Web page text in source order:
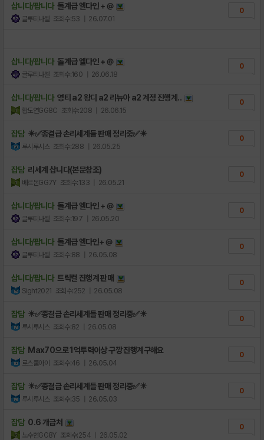
삽니다/팝니다 돌계급 엘다인 + @
글루티나셀 조회수:53 | 26.07.01
0
삽니다/팝니다 돌계급 엘다인 + @
글루티나셀 조회수:160 | 26.06.18
0
삽니다/팝니다 영티 a2 왕디 a2 리뉴아 a2 계정 진행계..
황도연GG8C 조회수:208 | 26.06.15
0
잡담 ✴️✅종결급 손리세계들 판매 정리중✅✴️
루시루시스 조회수:288 | 26.05.25
0
잡담 리세계 삽니다(본문참조)
베르몬GG7Y 조회수:133 | 26.05.21
0
삽니다/팝니다 돌계급 엘다인 + @
글루티나셀 조회수:197 | 26.05.20
0
삽니다/팝니다 돌계급 엘다인+ @
글루티나셀 조회수:88 | 26.05.08
0
삽니다/팝니다 트릭컬 진행계 판매
Sight2021 조회수:252 | 26.05.08
0
잡담 ✴️✅종결급 손리세계들 판매 정리중✅✴️
루시루시스 조회수:82 | 26.05.08
0
잡담 Max70으로 1억투력이상 구깡 진행계구해요
로스쿨아이 조회수:46 | 26.05.04
0
잡담 ✴️✅종결급 손리세계들 판매 정리중✅✴️
루시루시스 조회수:35 | 26.05.03
0
잡담 0.6 개급처
노수현GG8Y 조회수:254 | 26.05.02
0